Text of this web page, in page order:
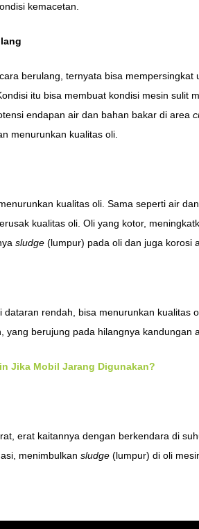
kemacetan.
berulang, ternyata bisa mempersingkat
itu bisa membuat kondisi mesin sulit
endapan air dan bahan bakar di area
menurunkan kualitas oli.
kualitas oli. Sama seperti air
kualitas oli. Oli yang kotor,
sludge (lumpur) pada oli dan juga korosi
rendah, bisa menurunkan kualitas
yang berujung pada hilangnya kandungan
Jika Mobil Jarang Digunakan?
erat kaitannya dengan berkendara di
menimbulkan sludge (lumpur) di oli